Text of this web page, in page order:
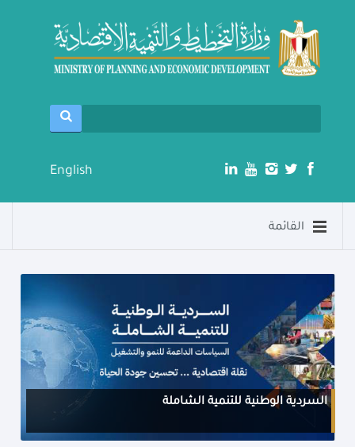
English
القائمة
السردية الوطنية للتنمية الشاملة